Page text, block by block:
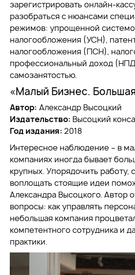
зарегистрировать онлайн-
разобраться с нюансами
режимов: упрощенной
налогообложения (УСН),
налогообложения (ПСН),
профессиональный доход
самозанятостью.
«Малый Бизнес.
Автор: Александр Высоцкий
Издательство: Высоцкий
Год издания: 2018
Интересное наблюдение – в
компаниях иногда бывает
крупных. Упорядочить работу,
воплощать стоящие идеи
Александра Высоцкого. Автор
вопросы: как управлять
небольшая компания
компетентного сотрудника и
практики.